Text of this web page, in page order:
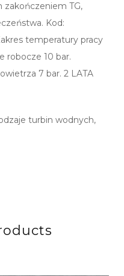
zakończeniem TG,
Kod:
temperatury pracy
robocze 10 bar.
7 bar. 2 LATA
turbin wodnych,